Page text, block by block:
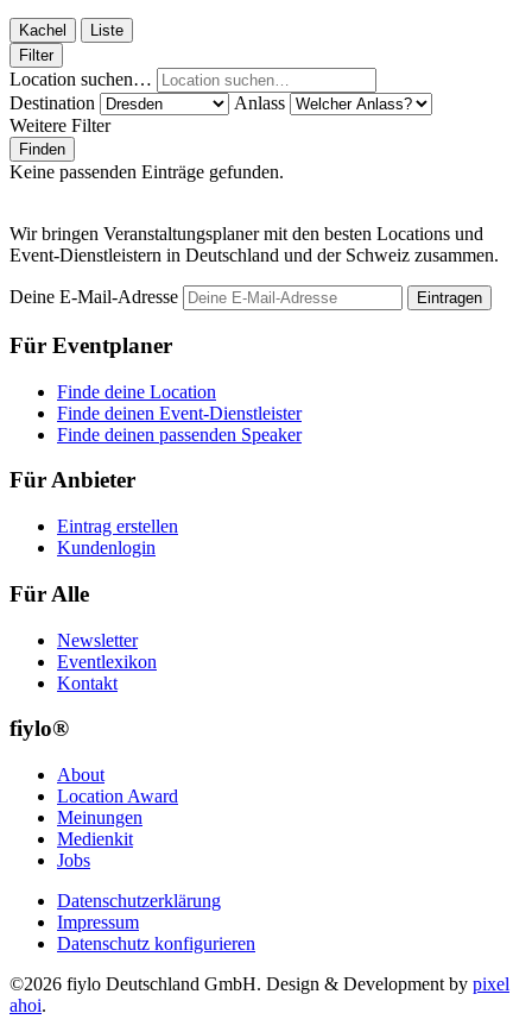
Kachel
Liste
Filter
Location suchen…
Destination
Anlass
Weitere Filter
Finden
Keine passenden Einträge gefunden.
Wir bringen Veranstaltungsplaner mit den besten Locations und
Event-Dienstleistern in Deutschland und der Schweiz zusammen.
Deine E-Mail-Adresse Eintragen
Für Eventplaner
Finde deine Location
Finde deinen Event-Dienstleister
Finde deinen passenden Speaker
Für Anbieter
Eintrag erstellen
Kundenlogin
Für Alle
Newsletter
Eventlexikon
Kontakt
fiylo®
About
Location Award
Meinungen
Medienkit
Jobs
Datenschutzerklärung
Impressum
Datenschutz konfigurieren
©2026 fiylo Deutschland GmbH. Design & Development by pixel
ahoi.